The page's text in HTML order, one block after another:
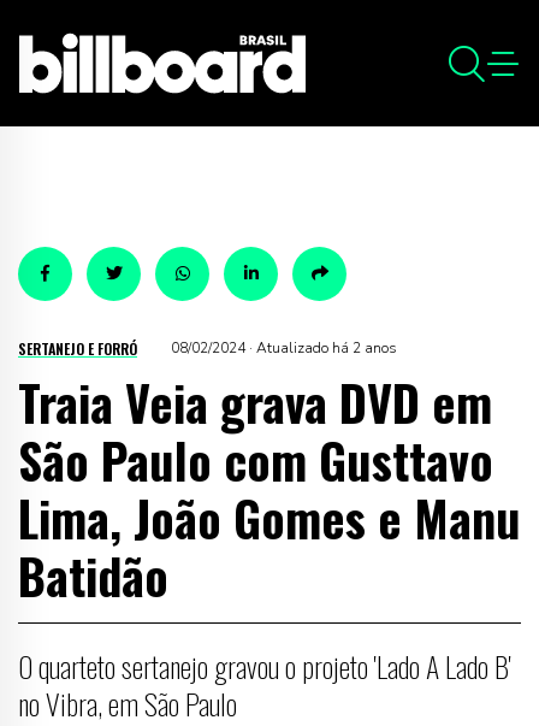
SERTANEJO E FORRÓ 08/02/2024 · Atualizado há 2 anos
Traia Veia grava DVD em
São Paulo com Gusttavo
Lima, João Gomes e Manu
Batidão
O quarteto sertanejo gravou o projeto 'Lado A Lado B'
no Vibra, em São Paulo